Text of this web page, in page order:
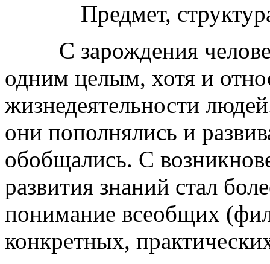
Предмет,
С зарождения
одним целым, хотя и
жизнедеятельности
они пополнялись и
обобщались. С
развития знаний стал
понимание всеобщих
конкретных,